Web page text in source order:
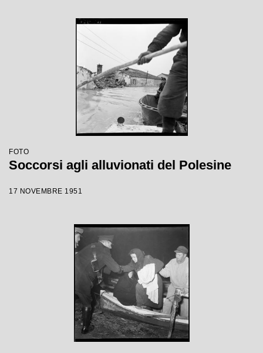
FOTO
Soccorsi agli alluvionati del Polesine
17 NOVEMBRE 1951